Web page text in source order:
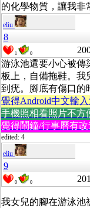
的化學物質，讓我非
eliu
8
1 0
游泳池還要小心被傳
板上，自備拖鞋。我
到疣。腳底有傷口的
覺得Android中文輸
手機照相看照片不方
覺得鬧鐘/行事曆有
edited: 4
eliu
9
0 0
我女兒的腳在游泳池